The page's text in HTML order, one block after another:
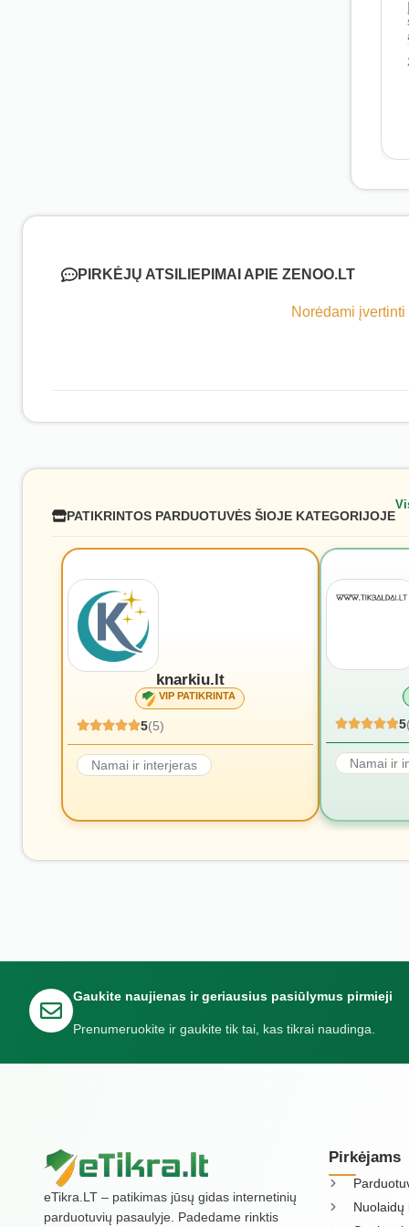
PIRKĖJŲ ATSILIEPIMAI APIE ZENOO.LT
Norėdami
PATIKRINTOS PARDUOTUVĖS ŠIOJE KATEGORIJOJE
knarkiu.lt
VIP PATIKRINTA
5(5)
Namai ir interjeras
5
Namai ir
Gaukite naujienas ir geriausius pasiūlymus pirmieji
Prenumeruokite ir gaukite tik tai, kas tikrai naudinga.
eTikra.LT – patikimas jūsų gidas internetinių
parduotuvių pasaulyje. Padedame rinktis
Pirkėjams
Nuolaidų